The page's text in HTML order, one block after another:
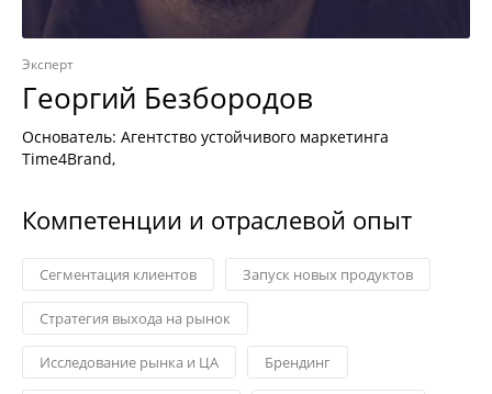
Эксперт
Георгий Безбородов
Основатель: Агентство устойчивого маркетинга
Time4Brand,
Компетенции и отраслевой опыт
Сегментация клиентов Запуск новых продуктов
Стратегия выхода на рынок
Исследование рынка и ЦА Брендинг